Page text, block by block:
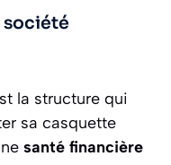
société
la structure qui
sa casquette
santé financière